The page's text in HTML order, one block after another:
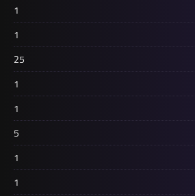
1
1
25
1
1
5
1
1